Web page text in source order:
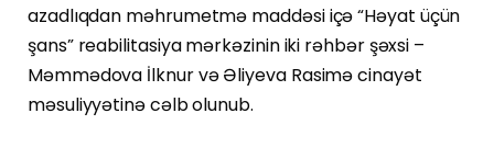
azadlıqdan məhrumetmə maddəsi içə “Həyat üçün
şans” reabilitasiya mərkəzinin iki rəhbər şəxsi –
Məmmədova İlknur və Əliyeva Rasimə cinayət
məsuliyyətinə cəlb olunub.